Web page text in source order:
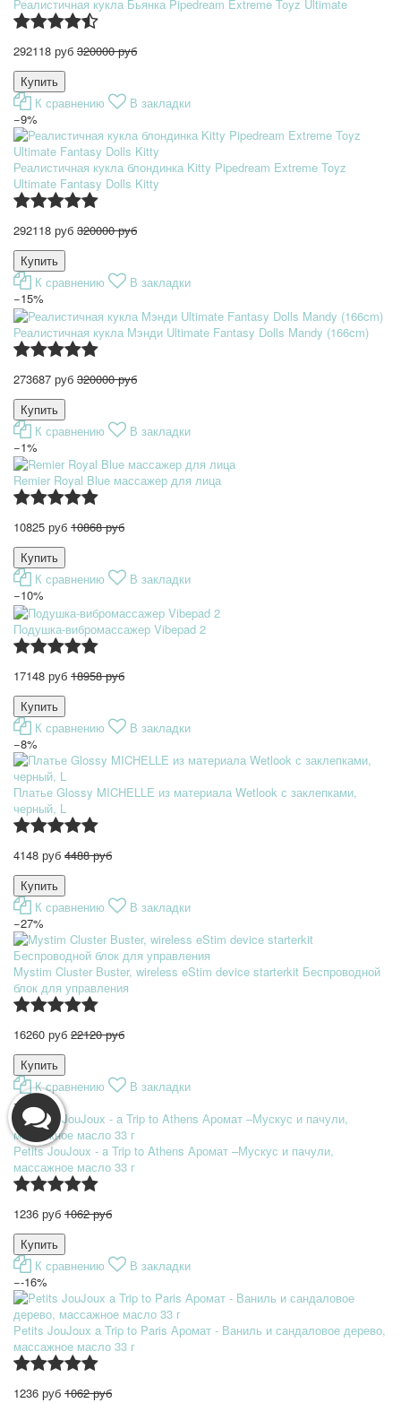
Реалистичная кукла Бьянка Pipedream Extreme Toyz Ultimate
292118 руб 320000 руб
К сравнению
В закладки
−9%
Реалистичная кукла блондинка Kitty Pipedream Extreme Toyz
Ultimate Fantasy Dolls Kitty
292118 руб 320000 руб
К сравнению
В закладки
−15%
Реалистичная кукла Мэнди Ultimate Fantasy Dolls Mandy (166cm)
273687 руб 320000 руб
К сравнению
В закладки
−1%
Remier Royal Blue массажер для лица
10825 руб 10868 руб
К сравнению
В закладки
−10%
Подушка-вибромассажер Vibepad 2
17148 руб 18958 руб
К сравнению
В закладки
−8%
Платье Glossy MICHELLE из материала Wetlook с заклепками,
черный, L
4148 руб 4488 руб
К сравнению
В закладки
−27%
Mystim Cluster Buster, wireless eStim device starterkit Беспроводной
блок для управления
16260 руб 22120 руб
К сравнению
В закладки
−-16%
Petits JouJoux - a Trip to Athens Аромат –Мускус и пачули,
массажное масло 33 г
1236 руб 1062 руб
К сравнению
В закладки
−-16%
Petits JouJoux a Trip to Paris Аромат - Ваниль и сандаловое дерево,
массажное масло 33 г
1236 руб 1062 руб